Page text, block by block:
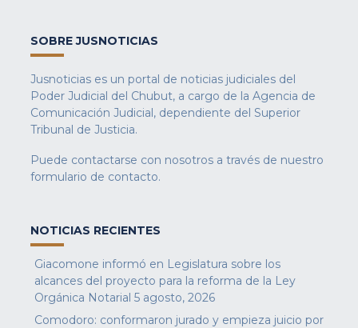
SOBRE JUSNOTICIAS
Jusnoticias es un portal de noticias judiciales del
Poder Judicial del Chubut, a cargo de la Agencia de
Comunicación Judicial, dependiente del Superior
Tribunal de Justicia.
Puede contactarse con nosotros a través de nuestro
formulario de contacto.
NOTICIAS RECIENTES
Giacomone informó en Legislatura sobre los
alcances del proyecto para la reforma de la Ley
Orgánica Notarial 5 agosto, 2026
Comodoro: conformaron jurado y empieza juicio por